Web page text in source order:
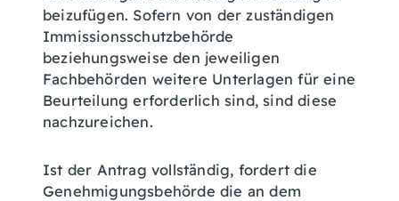
beizufügen. Sofern von der zuständigen
Immissionsschutzbehörde
beziehungsweise den jeweiligen
Fachbehörden weitere Unterlagen für eine
Beurteilung erforderlich sind, sind diese
nachzureichen.
Ist der Antrag vollständig, fordert die
Genehmigungsbehörde die an dem